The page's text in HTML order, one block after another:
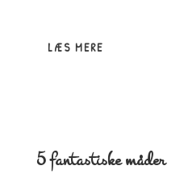
LÆS MERE
5 fantastiske måder